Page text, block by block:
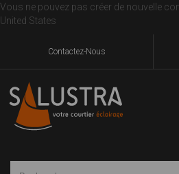
Vous ne pouvez pas créer de nouvelle
United States
Contactez-Nous